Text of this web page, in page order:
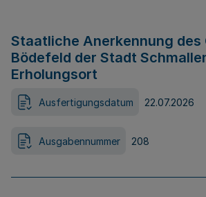
Staatliche Anerkennung des
Bödefeld der Stadt
Erholungsort
Ausfertigungsdatum 22.07.2026
Ausgabennummer 208